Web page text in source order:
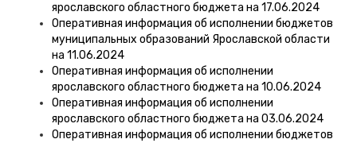
ярославского областного бюджета на 17.06.2024
Оперативная информация об исполнении бюджетов
муниципальных образований Ярославской области
на 11.06.2024
Оперативная информация об исполнении
ярославского областного бюджета на 10.06.2024
Оперативная информация об исполнении
ярославского областного бюджета на 03.06.2024
Оперативная информация об исполнении бюджетов